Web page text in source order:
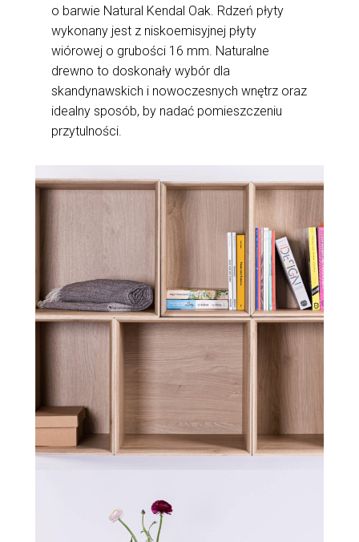
o barwie Natural Kendal Oak. Rdzeń płyty
wykonany jest z niskoemisyjnej płyty
wiórowej o grubości 16 mm. Naturalne
drewno to doskonały wybór dla
skandynawskich i nowoczesnych wnętrz oraz
idealny sposób, by nadać pomieszczeniu
przytulności.